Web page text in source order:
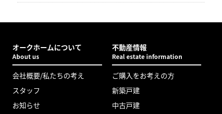
オークホームについて
About us
会社概要/私たちの考え
スタッフ
お知らせ
不動産情報
Real estate information
ご購入をお考えの方
新築戸建
中古戸建